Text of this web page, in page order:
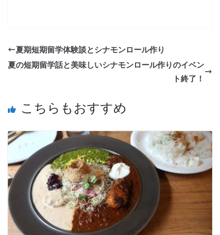
夏期短期留学体験談とシナモンロール作り
夏の短期留学話と美味しいシナモンロール作りのイベン
ト終了！
こちらもおすすめ